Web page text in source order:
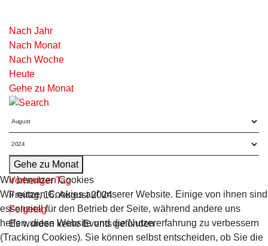
Nach Jahr
Nach Monat
Nach Woche
Heute
Gehe zu Monat
Gehe zu Monat
Vorheriger Tag
Freitag, 16. August 2024
Folgetag
Es wurden keine Events gefunden
Wir benutzen Cookies
Wir nutzen Cookies auf unserer Website. Einige von ihnen sind
essenziell für den Betrieb der Seite, während andere uns
helfen, diese Website und die Nutzererfahrung zu verbessern
(Tracking Cookies). Sie können selbst entscheiden, ob Sie die